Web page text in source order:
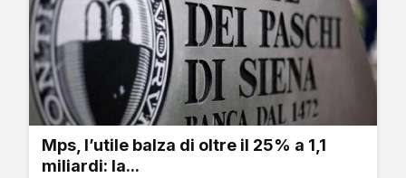
Mps, l’utile balza di oltre il 25% a 1,1
miliardi: la...